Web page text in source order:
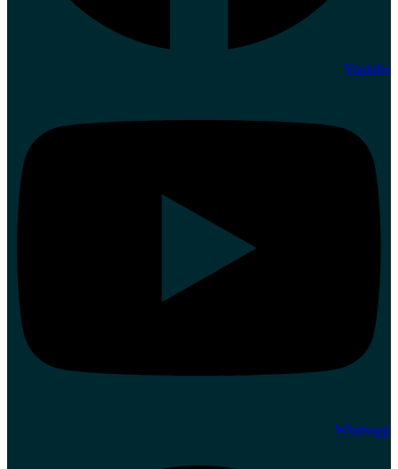
Youtube
Whatsapp